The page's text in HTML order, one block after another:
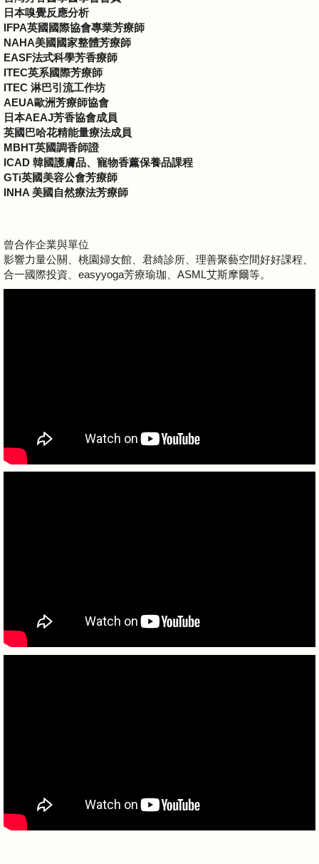
日本嗅覺反應分析
IFPA英國國際協會專業芳療師
NAHA美國國家整體芳療師
EASF法式科學芳香療師
ITEC英系國際芳療師
ITEC 淋巴引流工作坊
AEUA歐洲芳療師協會
日本AEAJ芳香協會成員
英國巴哈花精能量療法成員
MBHT英國調香師證
ICAD 韓國護膚品、寵物香薰保養品課程
GTi英國美容公會芳療師
INHA 美國自然療法芳療師
曾合作企業與單位
影響力量公關、桃園婦女館、君綺診所、理善聚藝空間好好課程、
合一國際投資、easyyoga芳療瑜珈、ASML艾斯摩爾等。